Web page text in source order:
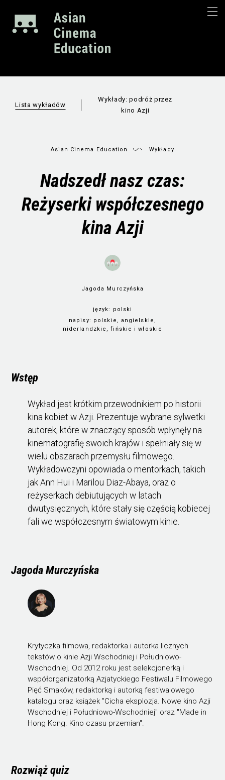
Lista wykładów
Wykłady: podróż przez
kino Azji
Asian Cinema Education Wykłady
Nadszedł nasz czas:
Reżyserki współczesnego
kina Azji
Jagoda Murczyńska
język:
polski
napisy: polskie, angielskie,
niderlandzkie, fińskie i włoskie
Wstęp
Wykład jest krótkim przewodnikiem po historii
kina kobiet w Azji. Prezentuje wybrane sylwetki
autorek, które w znaczący sposób wpłynęły na
kinematografię swoich krajów i spełniały się w
wielu obszarach przemysłu filmowego.
Wykładowczyni opowiada o mentorkach, takich
jak Ann Hui i Marilou Diaz-Abaya, oraz o
reżyserkach debiutujących w latach
dwutysięcznych, które stały się częścią kobiecej
fali we współczesnym światowym kinie.
Jagoda Murczyńska
Krytyczka filmowa, redaktorka i autorka licznych
tekstów o kinie Azji Wschodniej i Południowo-
Wschodniej. Od 2012 roku jest selekcjonerką i
współorganizatorką Azjatyckiego Festiwalu Filmowego
Pięć Smaków, redaktorką i autorką festiwalowego
katalogu oraz książek "Cicha eksplozja. Nowe kino Azji
Wschodniej i Południowo-Wschodniej" oraz "Made in
Hong Kong. Kino czasu przemian".
Rozwiąż quiz